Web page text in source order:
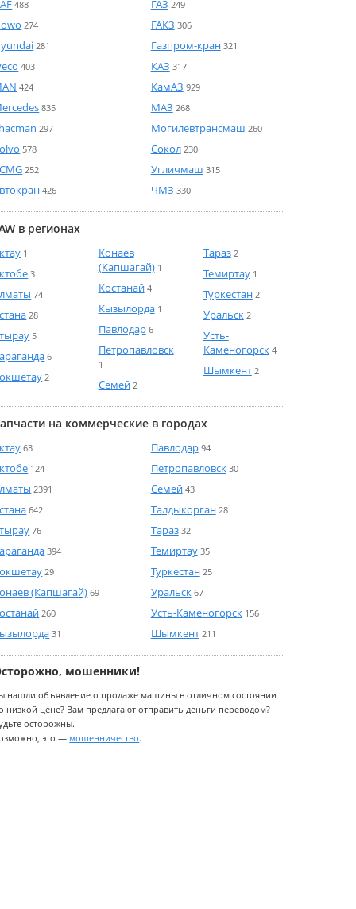
488
274
281
403
424
835
297
578
252
426
ГАЗ 249
ГАКЗ 306
Газпром-кран 321
КАЗ 317
КамАЗ 929
МАЗ 268
Могилевтрансмаш 260
Сокол 230
Угличмаш 315
ЧМЗ 330
в регионах
1
3
74
28
5
6
2
Конаев
(Капшагай) 1
Костанай 4
Кызылорда 1
Павлодар 6
Петропавловск
1
Семей 2
Тараз 2
Темиртау 1
Туркестан 2
Уральск 2
Усть-
Каменогорск 4
Шымкент 2
на коммерческие в городах
63
124
2391
642
76
394
29
(Капшагай) 69
260
31
Павлодар 94
Петропавловск 30
Семей 43
Талдыкорган 28
Тараз 32
Темиртау 35
Туркестан 25
Уральск 67
Усть-Каменогорск 156
Шымкент 211
мошенники!
нашли объявление о продаже машины в отличном состоянии
низкой цене? Вам предлагают отправить деньги переводом?
осторожны.
это — мошенничество.